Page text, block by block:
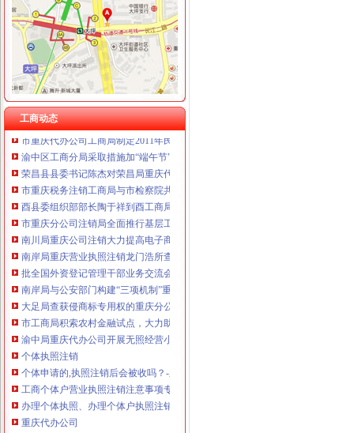
工商动态
我市重庆分公司注销出台在校大创办微型企业相关办法
市重庆代办公司局副巡视员高印平率队到南川局开展考核考察工作
江津局重庆税务注销以四个注重为抓手大力发展微型企业
垫江局重庆代办公司全面完成微型企业试点发展任务
渝中区五家微型企业通过资本金补助评审
南岸区消委会与家居企业索建立问题家居先行赔偿机制
台盟中央资助万州区铁峰乡桐元村8户残疾人微型企业
市重庆代办公司工商局制定2011年民主评议政风行风工作实施方案
渝中区工商分局采取措施加“端午节”重庆分公司注销期间食品安全监管
荣昌县县委书记陈杰对荣昌局重庆代办公司工商专报信息作出批示
市重庆税务注销工商局与市检察院共同研究加行政执法与刑事司法衔接工作
酉县委组织部部长陶于祥到酉工商局重庆公司注销调研非公建工作
市重庆分公司注销局全面推行基层工商所纪检监察员制度
南川局重庆公司注销大力提高电子商务巡查效率
南岸局重庆营业执照注销龙门浩所查获2424听冒王老吉
批全国外资登记管理干部业务交流会在高新区局重庆代办公司成功召开
南岸局与公安部门构建“三项机制”重庆分公司注销推动食品安全专项整工作
大足局查获侵商标专用权的重庆分公司注销“九” 豆浆机49台
市工商局积索农村金融试点，大力助推“两翼”重庆营业执照注销农户万元增收
渝中局重庆代办公司开展无照经营小旅馆专项取缔行动
个体执照注销
个体申请的,执照注销后会被收吗？-新手报到区-信用
工商个体户营业执照注销注意事项专业代办营业执照注销-爱喇叭网
办理个体执照、办理个体户执照注销、变更个体户护照-北京58同城
重庆代办公司
重庆公司注册工商代办|重庆工商-页